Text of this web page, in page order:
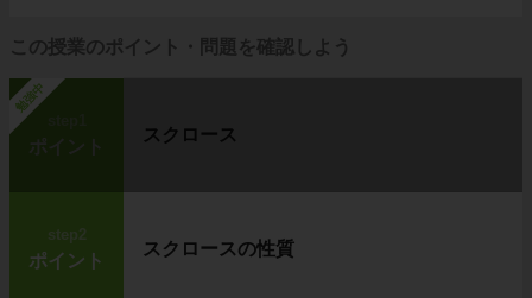
この授業のポイント・問題を確認しよう
勉強中
ポイント
スクロース
step2
ポイント
スクロースの性質